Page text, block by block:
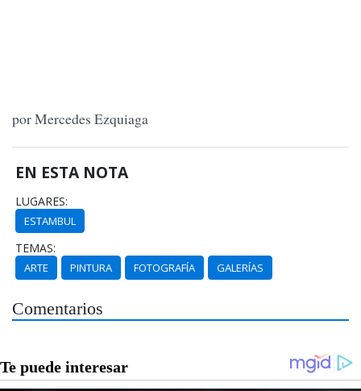
por Mercedes Ezquiaga
EN ESTA NOTA
LUGARES:
ESTAMBUL
TEMAS:
ARTE PINTURA FOTOGRAFÍA GALERÍAS
Comentarios